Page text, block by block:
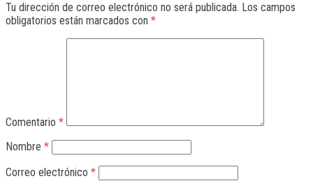
Tu dirección de correo electrónico no será publicada. Los campos
obligatorios están marcados con *
Comentario *
Nombre *
Correo electrónico *